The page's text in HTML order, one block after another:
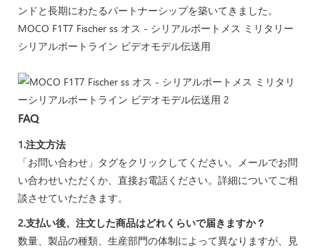
ンドと長期にわたるパートナーシップを築いてきました。
MOCO F1T7 Fischer ss オス - シリアルポートメス ミリタリー
シリアルポートライン ビデオモデル伝送用
FAQ
1.注文方法
「お問い合わせ」タグをクリックしてください。メールでお問
い合わせいただくか、直接お電話ください。詳細についてご相
談させていただきます。
2.支払い後、注文した商品はどれくらいで届きますか？
数量、製品の種類、生産部門の体制によって異なりますが、見